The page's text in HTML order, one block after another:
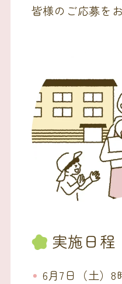
皆様のご応募を
実施日程
6月7日（土）8